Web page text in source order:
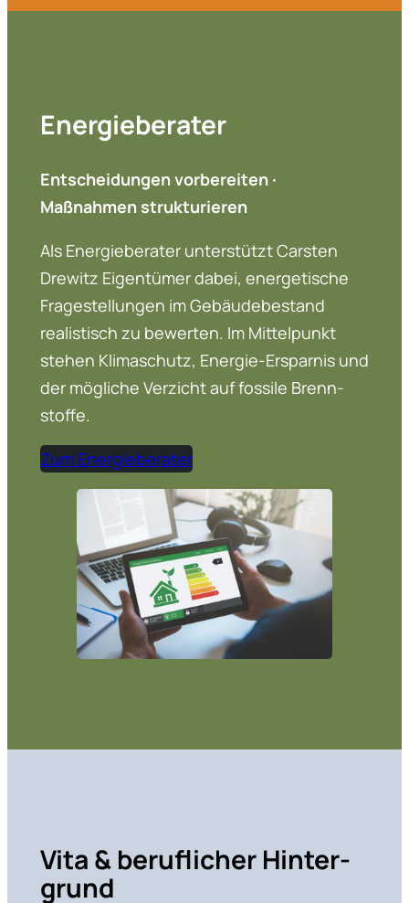
Energie­be­rater
Entschei­dungen vorbe­reiten ·
Maßnahmen struk­tu­rieren
Als Energie­be­rater unter­stützt Carsten
Drewitz Eigen­tümer dabei, energe­ti­sche
Frage­stel­lungen im Gebäu­de­be­stand
realis­tisch zu bewerten. Im Mittel­punkt
stehen Klima­schutz, Energie-Ersparnis und
der mögliche Verzicht auf fossile Brenn­
stoffe.
Zum Energie­be­rater
Vita & beruf­li­cher Hinter­
grund